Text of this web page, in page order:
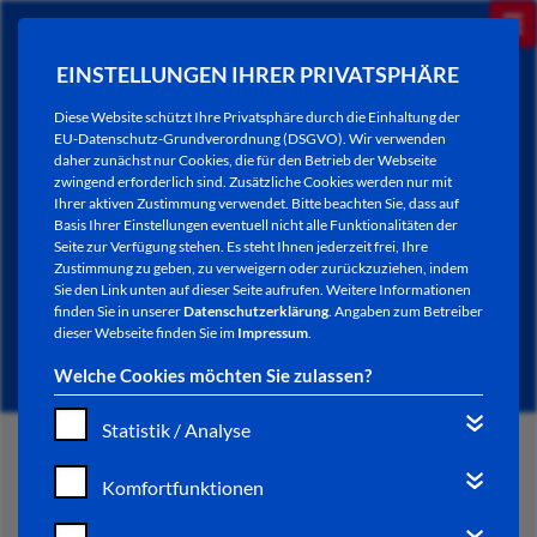
EINSTELLUNGEN IHRER PRIVATSPHÄRE
Diese Website schützt Ihre Privatsphäre durch die Einhaltung der
EU-Datenschutz-Grundverordnung (DSGVO). Wir verwenden
daher zunächst nur Cookies, die für den Betrieb der Webseite
zwingend erforderlich sind. Zusätzliche Cookies werden nur mit
Ihrer aktiven Zustimmung verwendet. Bitte beachten Sie, dass auf
Basis Ihrer Einstellungen eventuell nicht alle Funktionalitäten der
Seite zur Verfügung stehen. Es steht Ihnen jederzeit frei, Ihre
Zustimmung zu geben, zu verweigern oder zurückzuziehen, indem
Sie den Link unten auf dieser Seite aufrufen. Weitere Informationen
finden Sie in unsererDatenschutzerklärung. Angaben zum Betreiber
dieser Webseite finden Sie im Impressum.
Welche Cookies möchten Sie zulassen?
Statistik / Analyse
Komfortfunktionen
NEWSLETTER / CITY LETTER
START